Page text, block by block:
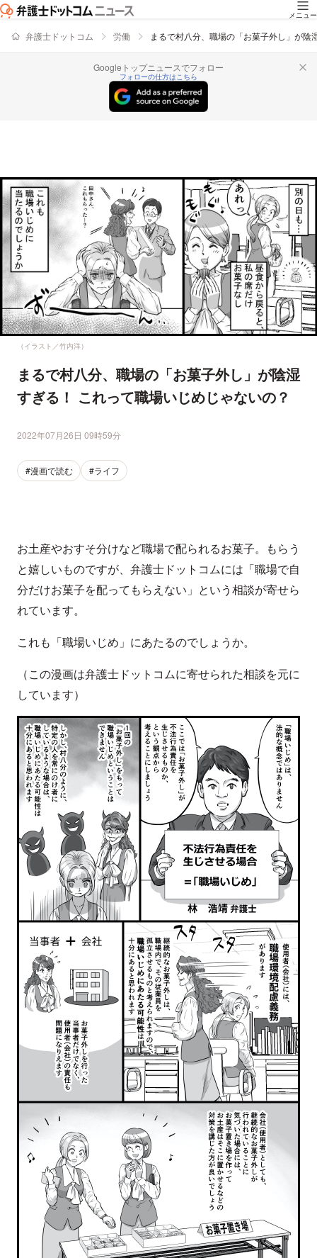
メニュー
弁護士ドットコム 労働 まるで村八分、職場の「お菓子外し」が
Googleトップニュースでフォロー
フォローの仕方はこちら
（イラスト／竹内洋）
まるで村八分、職場の「お菓子外し」が陰湿
すぎる！ これって職場いじめじゃないの？
2022年07月26日 09時59分
#漫画で読む #ライフ
お土産やおすそ分けなど職場で配られるお菓子。もらう
と嬉しいものですが、弁護士ドットコムには「職場で自
分だけお菓子を配ってもらえない」という相談が寄せら
れています。
これも「職場いじめ」にあたるのでしょうか。
（この漫画は弁護士ドットコムに寄せられた相談を元に
しています）